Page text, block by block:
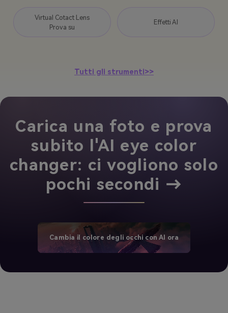
Virtual Cotact Lens
Prova su
Effetti AI
Tutti gli strumenti>>
Carica una foto e prova
subito l'AI eye color
changer: ci vogliono solo
pochi secondi →
Cambia il colore degli occhi con AI ora